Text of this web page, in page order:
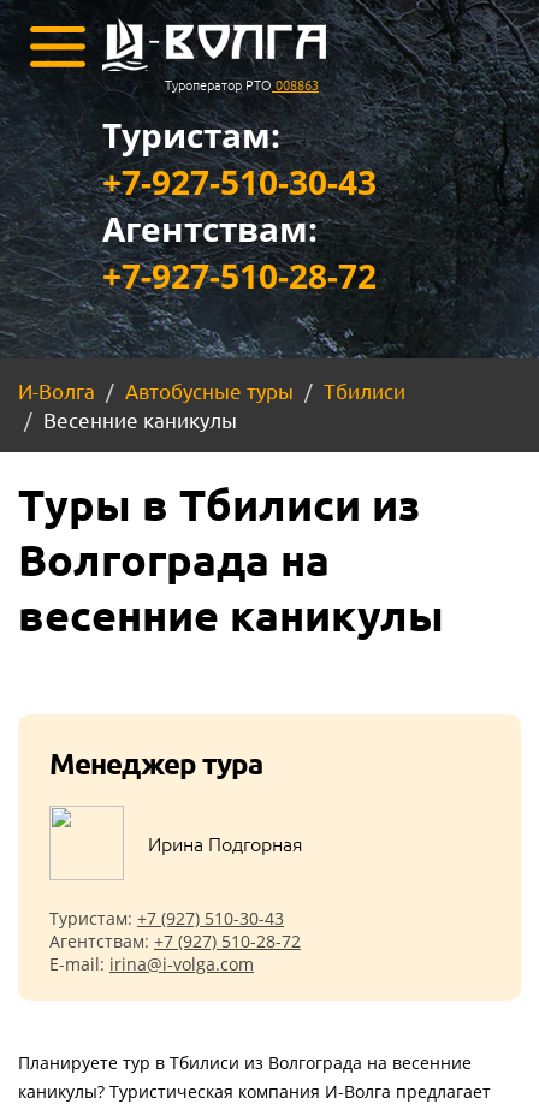
Туроператор РТО 008863
Туристам:
+7-927-510-30-43
Агентствам:
+7-927-510-28-72
И-Волга Автобусные туры
Тбилиси
Весенние каникулы
Туры в Тбилиси из
Волгограда на
весенние каникулы
Менеджер тура
Ирина Подгорная
Туристам: +7 (927) 510-30-43
Агентствам: +7 (927) 510-28-72
E-mail: irina@i-volga.com
Планируете тур в Тбилиси из Волгограда на весенние
каникулы? Туристическая компания И-Волга предлагает